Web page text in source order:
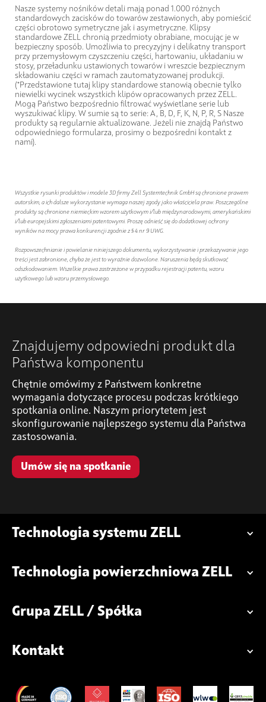
Nasze systemy nośników detali mają ponad 1.000 różnych
standardowych zacisków do towarów zestawionych, aby pomieścić
części obrotowo symetryczne jak i asymetryczne. Klipsy
standardowe ZELL chronią przedmioty obrabiane, mocując je w
bezpieczny sposób. Umożliwia to precyzyjny i delikatny transport
przy przemysłowym czyszczeniu części, hartowaniu, układaniu w
stosy, przeładunku ustawionych towarów i wreszcie bezpiecznym
składowaniu części w ramach zautomatyzowanej produkcji.
(*Przedstawione tutaj klipy standardowe stanowią obecnie tylko
niewielki wycinek wszystkich klipów opracowanych przez ZELL.
Mogą Państwo bezpośrednio filtrować wyświetlane serie lub
wyszukiwać klipy. W sumie są to serie: A, B, D, F, K, N, P, R, S Nasze
produkty są regularnie aktualizowane. Jeżeli nie znajdą Państwo
odpowiedniego formularza, prosimy o bezpośredni kontakt z
nami).
Wszystkie rysunki produktów i modele 3D firmy Zell Systemtechnik GmbH są chronione prawem
autorskim, a ich dalsze wykorzystanie wymaga naszej zgody jako właściciela praw. Poszczególne
produkty są chronione niemieckim wzorem użytkowym i/lub międzynarodowymi, amerykańskimi
i/lub europejskimi zgłoszeniami patentowymi. Proszę odnieść się do dodatkowej ochrony
wyników na mocy prawa konkurencji zgodnie z § 4 nr 9 UWG.
Rozpowszechnianie i powielanie niniejszego dokumentu, wykorzystywanie i przekazywanie jego
treści jest zabronione, chyba że jest to wyraźnie dozwolone. Naruszenia będą skutkować
odszkodowaniem. Wszelkie prawa zastrzeżone w przypadku rejestracji patentu, wzoru
użytkowego lub wzoru przemysłowego.
Znajdujemy odpowiedni produkt dla
Państwa komponentu
Chętnie omówimy z Państwem konkretne
wymagania dotyczące procesu podczas krótkiego
spotkania online. Naszym priorytetem jest
skonfigurowanie najlepszego systemu dla Państwa
zastosowania.
Umów się na spotkanie
Technologia systemu ZELL
Technologia powierzchniowa ZELL
Grupa ZELL / Spółka
Kontakt